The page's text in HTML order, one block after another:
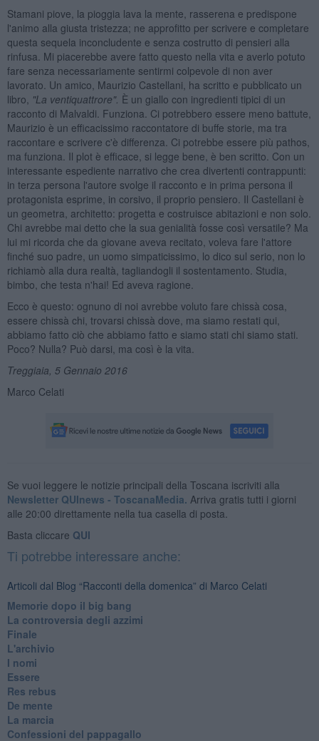
Stamani piove, la pioggia lava la mente, rasserena e predispone
l'animo alla giusta tristezza; ne approfitto per scrivere e completare
questa sequela inconcludente e senza costrutto di pensieri alla
rinfusa. Mi piacerebbe avere fatto questo nella vita e averlo potuto
fare senza necessariamente sentirmi colpevole di non aver
lavorato. Un amico, Maurizio Castellani, ha scritto e pubblicato un
libro, "La ventiquattrore". È un giallo con ingredienti tipici di un
racconto di Malvaldi. Funziona. Ci potrebbero essere meno battute,
Maurizio è un efficacissimo raccontatore di buffe storie, ma tra
raccontare e scrivere c'è differenza. Ci potrebbe essere più pathos,
ma funziona. Il plot è efficace, si legge bene, è ben scritto. Con un
interessante espediente narrativo che crea divertenti contrappunti:
in terza persona l'autore svolge il racconto e in prima persona il
protagonista esprime, in corsivo, il proprio pensiero. Il Castellani è
un geometra, architetto: progetta e costruisce abitazioni e non solo.
Chi avrebbe mai detto che la sua genialità fosse così versatile? Ma
lui mi ricorda che da giovane aveva recitato, voleva fare l'attore
finché suo padre, un uomo simpaticissimo, lo dico sul serio, non lo
richiamò alla dura realtà, tagliandogli il sostentamento. Studia,
bimbo, che testa n'hai! Ed aveva ragione.
Ecco è questo: ognuno di noi avrebbe voluto fare chissà cosa,
essere chissà chi, trovarsi chissà dove, ma siamo restati qui,
abbiamo fatto ciò che abbiamo fatto e siamo stati chi siamo stati.
Poco? Nulla? Può darsi, ma così è la vita.
Treggiaia, 5 Gennaio 2016
Marco Celati
Se vuoi leggere le notizie principali della Toscana iscriviti alla
Newsletter QUInews - ToscanaMedia. Arriva gratis tutti i giorni
alle 20:00 direttamente nella tua casella di posta.
Basta cliccare QUI
Ti potrebbe interessare anche:
Articoli dal Blog “Racconti della domenica” di Marco Celati
Memorie dopo il big bang
La controversia degli azzimi
Finale
L'archivio
I nomi
Essere
Res rebus
De mente
La marcia
Confessioni del pappagallo